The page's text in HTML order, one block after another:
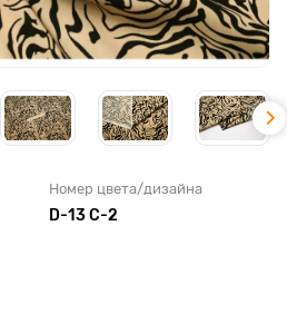
Номер цвета/дизайна
D-13 С-2